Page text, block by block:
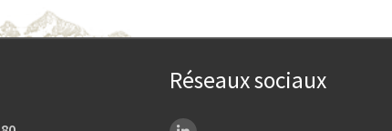
Réseaux sociaux